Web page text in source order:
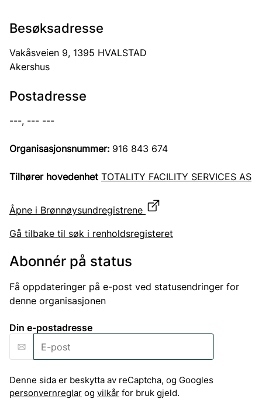
Besøksadresse
Vakåsveien 9, 1395 HVALSTAD
Akershus
Postadresse
---, --- ---
Organisasjonsnummer: 916 843 674
Tilhører hovedenhet TOTALITY FACILITY SERVICES AS
Åpne i Brønnøysundregistrene
Gå tilbake til søk i renholdsregisteret
Abonnér på status
Få oppdateringer på e-post ved statusendringer for
denne organisasjonen
Din e-postadresse
Denne sida er beskytta av reCaptcha, og Googles
personvernreglar og vilkår for bruk gjeld.